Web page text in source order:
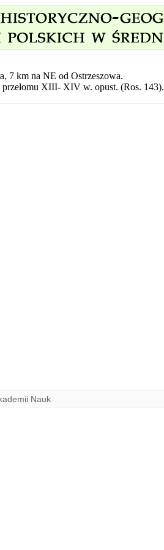
7 km na NE od Ostrzeszowa.
XIII- XIV w. opust. (Ros. 143).
Nauk